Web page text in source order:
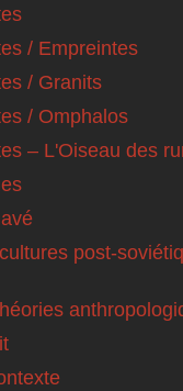
/ Empreintes
/ Granits
/ Omphalos
– L'Oiseau des
post-